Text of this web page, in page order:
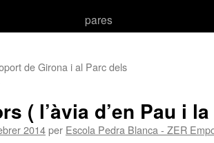
pares
de Girona i al Parc dels
( l’àvia d’en Pau i
2014per Escola Pedra Blanca - ZER